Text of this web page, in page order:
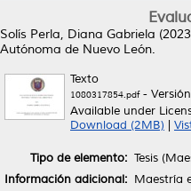
Solís Perla, Diana Gabriela
Autónoma de Nuevo León.
Texto
1080317854.pdf-
Available under
Download (2MB)
Tipo de elemento: Tesis
Información adicional: Maestría